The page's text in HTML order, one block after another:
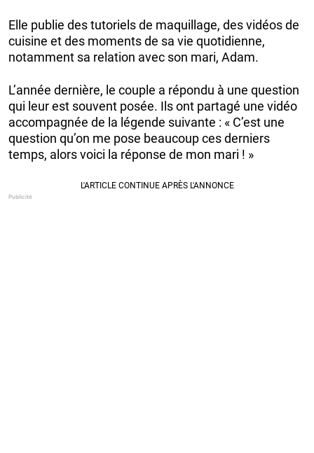
Elle publie des tutoriels de maquillage, des vidéos de
cuisine et des moments de sa vie quotidienne,
notamment sa relation avec son mari, Adam.
L’année dernière, le couple a répondu à une question
qui leur est souvent posée. Ils ont partagé une vidéo
accompagnée de la légende suivante : « C’est une
question qu’on me pose beaucoup ces derniers
temps, alors voici la réponse de mon mari ! »